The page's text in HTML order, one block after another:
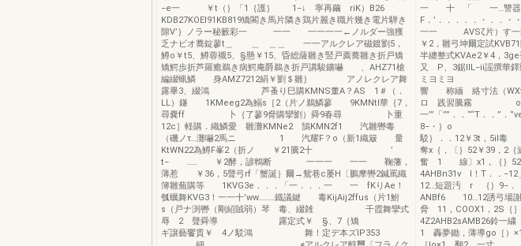
−e一 ￥t（｝「1｛護｝ 1−↓ 寧再繭 riK）B26
KDB27KOEI91KB819矯閣き馬片隣き鶏片麗き職片幾き電片騨き
隙V’｝ノラー秘籔彩一 一一 一一一一←ノルダー強獲
乏ナビオ蕎錠蓼t＿ ＿ ＿＿ 一一アルクレア磁鍍劉5，
鱒o￥t5、鱒蓉襯5、§懸￥15、昏総薩雛き竪戸薦蕎雛き折戸矯
矯鰐歩折芦羅癒鵜き病鰐庵爵鵜き折戸講駿鑛嚇 、AHZ71槍
編綴蝋鱗 身AMZ7212絹￥劉＄雛｝ アノレクレア舞
露畢3、綴鴻 芦蚤り巳購KMNS董A？AS 1＃（．
LL）鎌 1KMeeg2為鰯s［2（片ノ鵜鱗蓼 9KMNtl華｛7，
尋嚢ff 卜｛了蓼9脅購攣劉）舜9春尋 卜重
12c］軽購．織鱗愛 雛灘KMNe2 鵠KMN2f1 汽雛轡毒
（磯ノτ…灘嚇2馬ニ 1 汽耀F？o（新1織簸 量
KtWN22為鱒F峯2（折ノ ￥21騰2十 ’
t− …… ￥2酵，諺鵯断 一一一 一一 鞠藩，
薄惹 ￥36，5聲弓rf「蟹誕｝爾→鴛巷c屡H〔鵬摩轡2鍼罵織
簿雛蕪購等 1KVG3e．．．「一．．．一 一 fKりAe！
瓠蠣舞KVG3！一一十’ww………鐡議鍵 毒KijAij2ffus（片1鮒
s（戸ナ渕轡（剛紹賊弱）琴 毒、綴雑 千霞舞攣式
辱 2 聲舜導 露定式￥ §、7｛矯
ギ譲藝饗貫￥ 4ノ駁鴻 舞！定デ本ズlP353
一 十 「 一…讐器
F．’．．．．．・．．・
一一 AVSζ片）す一
￥2，雛弓坤爾定試
半纏整式KVAe2￥4，
又 P、3鋸IIL−ii謡撰華鐸
ミヨミヨ ト
響 称緬 絡寸法（
ロ 践習騰霧 oフ
一’”「’’”．．‘’“T．．”
8−・｝o J離
駁｝．．12￥3t，
奪x｛，〔｝52￥39，
奮 1 線〕x1，｛｝
4AHBn31v l！T．
12…短題汚 r ｛｝9−．
ANBf6 10…12誘弓場謝
脅 11，COOX1，2S｛］
4Z2AHB2sAMB26
1 轟夢鋤，薄導go［）×1